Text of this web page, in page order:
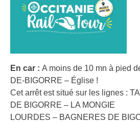
En car : A moins de 10 mn à pied
DE-BIGORRE – Église !
Cet arrêt est situé sur les lignes :
DE BIGORRE – LA MONGIE
LOURDES – BAGNERES DE